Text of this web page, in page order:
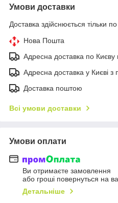
Умови доставки
Доставка здійснюється тільки
Нова Пошта
Адресна доставка по Києву
Адресна доставка у Києві з
Доставка поштою
Всі умови доставки
Умови оплати
Ви отримаєте замовлення
або гроші повернуться на
Детальніше